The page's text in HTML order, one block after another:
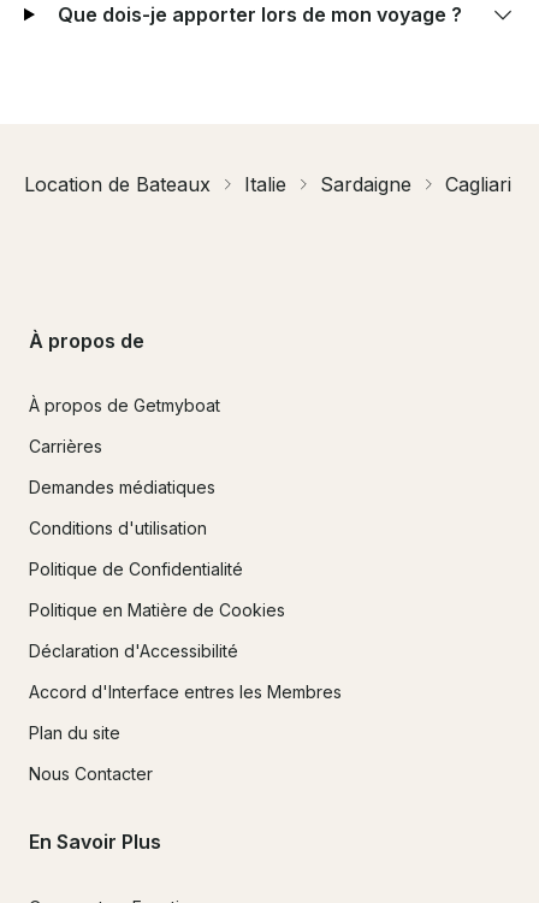
Que dois-je apporter lors de mon voyage ?
Location de Bateaux Italie Sardaigne Cagliari
À propos de
À propos de Getmyboat
Carrières
Demandes médiatiques
Conditions d'utilisation
Politique de Confidentialité
Politique en Matière de Cookies
Déclaration d'Accessibilité
Accord d'Interface entres les Membres
Plan du site
Nous Contacter
En Savoir Plus